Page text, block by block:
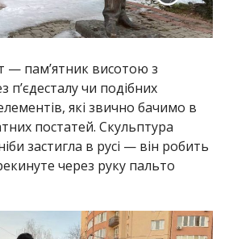
— пам’ятник висотою з
п’єдесталу чи подібних
які звично бачимо в
постатей. Скульптура
застигла в русі — він робить
через руку пальто